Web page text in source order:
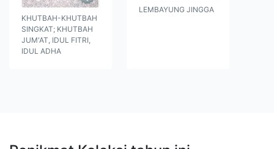
KHUTBAH-KHUTBAH
SINGKAT; KHUTBAH
JUM'AT, IDUL FITRI,
IDUL ADHA
LEMBAYUNG JINGGA